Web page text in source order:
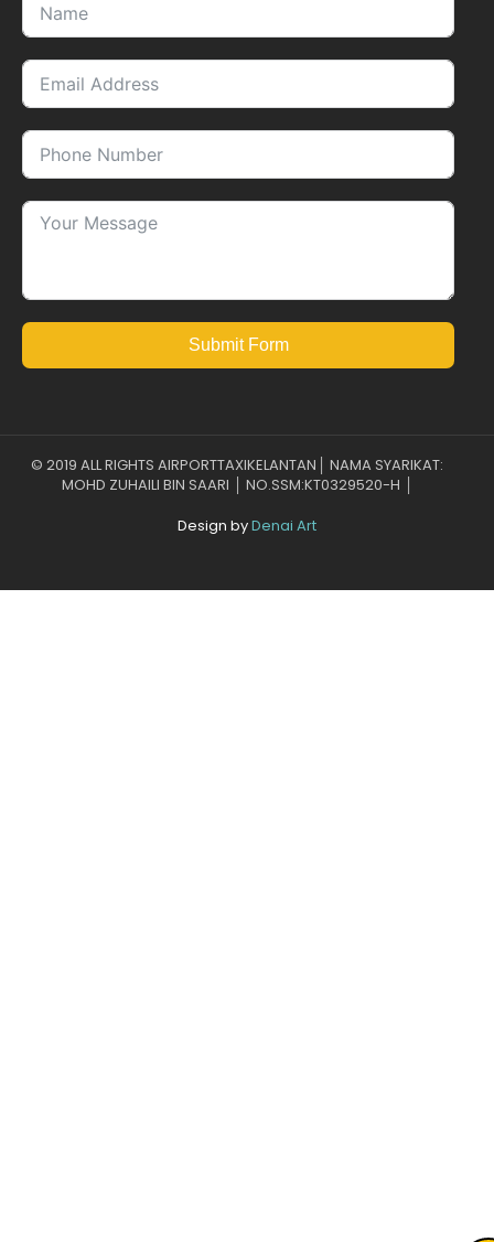
Submit Form
© 2019 ALL RIGHTS AIRPORTTAXIKELANTAN│ NAMA SYARIKAT:
MOHD ZUHAILI BIN SAARI │ NO.SSM:KT0329520-H │
Design byDenai Art